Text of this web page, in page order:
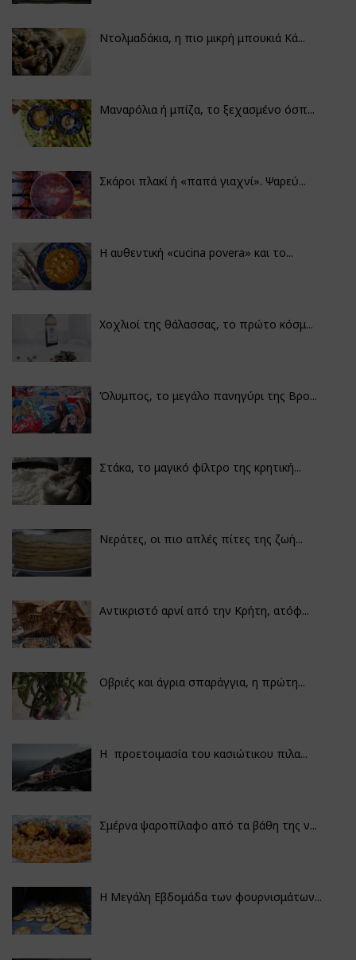
Ντολμαδάκια, η πιο μικρή μπουκιά Κά...
Μαναρόλια ή μπίζα, το ξεχασμένο όσπ...
Σκάροι πλακί ή «παπά γιαχνί». Ψαρεύ...
Η αυθεντική «cucina povera» και το...
Χοχλιοί της θάλασσας, το πρώτο κόσμ...
Όλυμπος, το μεγάλο πανηγύρι της Βρο...
Στάκα, το μαγικό φίλτρο της κρητική...
Νεράτες, οι πιο απλές πίτες της ζωή...
Αντικριστό αρνί από την Κρήτη, ατόφ...
Οβριές και άγρια σπαράγγια, η πρώτη...
Η προετοιμασία του κασιώτικου πιλα...
Σμέρνα ψαροπίλαφο από τα βάθη της ν...
Η Μεγάλη Εβδομάδα των φουρνισμάτων...